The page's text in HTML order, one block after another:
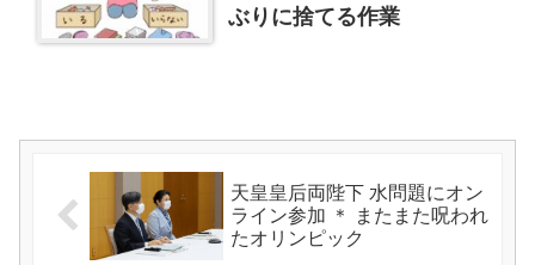
ぶりに捨てる作業
天皇皇后両陛下 水問題にオン
ライン参加 ＊ またまた呪われ
たオリンピック